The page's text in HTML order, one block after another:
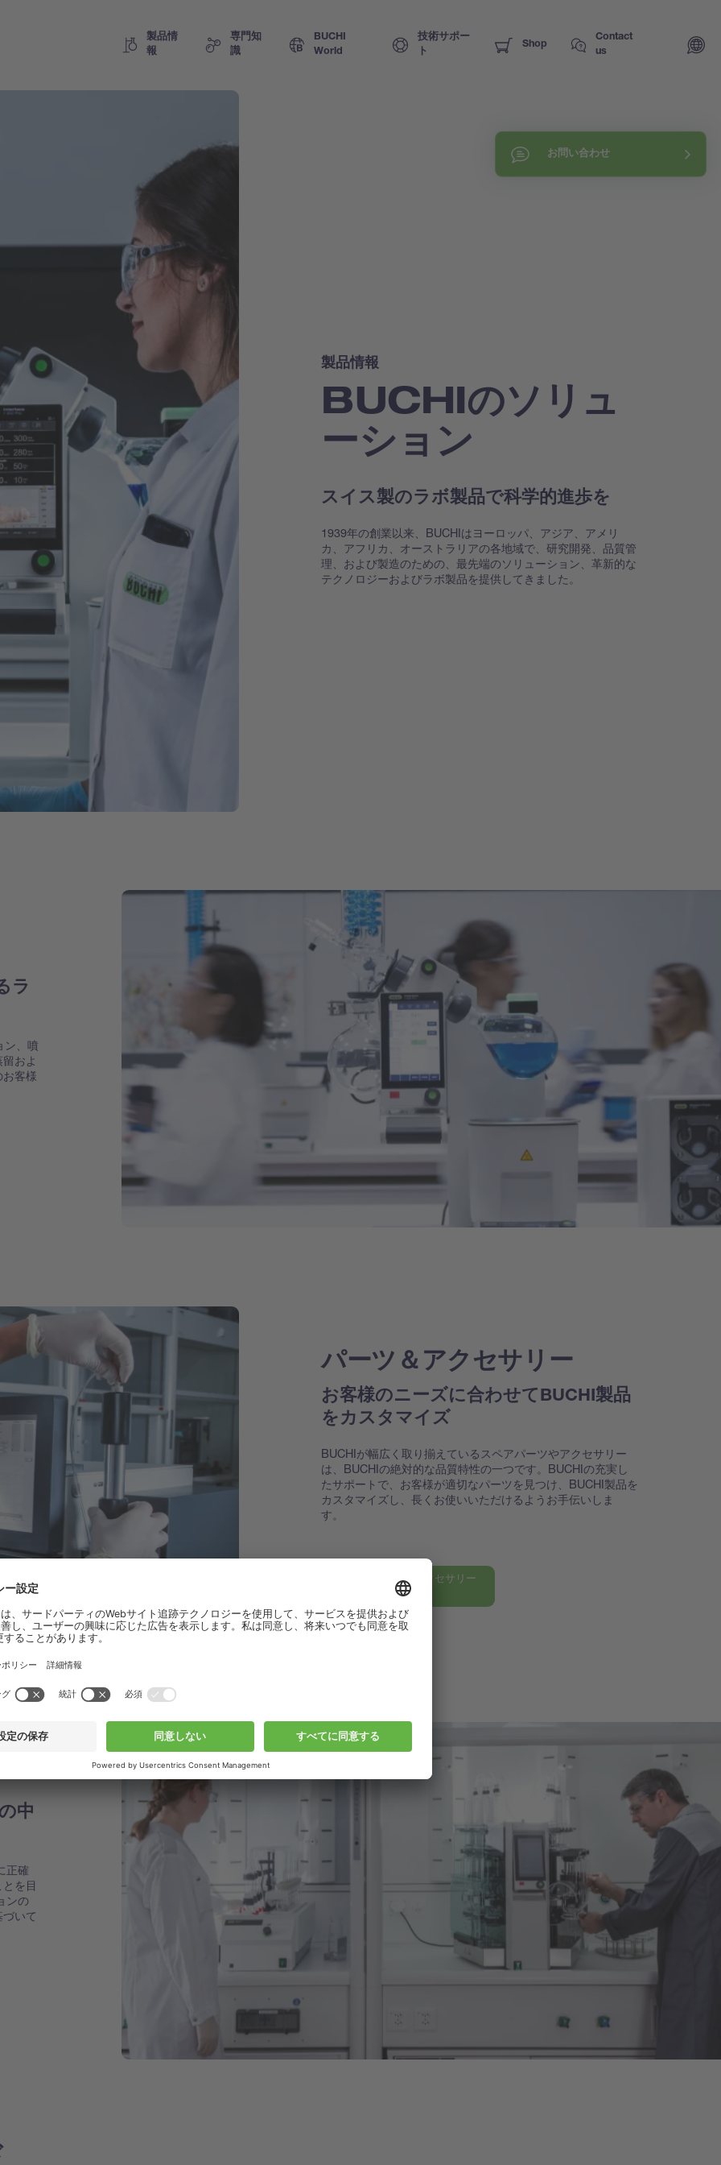
製品情
報
専門知
識
BUCHI
World
技術サポー
ト
Shop
Contact
us
お問い合わせ
製品情報
BUCHIのソリュ
ーション
スイス製のラボ製品で科学的進歩を
1939年の創業以来、BUCHIはヨーロッパ、アジア、アメリ
カ、アフリカ、オーストラリアの各地域で、研究開発、品質管
理、および製造のための、最先端のソリューション、革新的な
テクノロジーおよびラボ製品を提供してきました。
ラ
ン、噴
およ
客様
パーツ＆アクセサリー
お客様のニーズに合わせてBUCHI製品
をカスタマイズ
BUCHIが幅広く取り揃えているスペアパーツやアクセサリー
は、BUCHIの絶対的な品質特性の一つです。BUCHIの充実し
たサポートで、お客様が適切なパーツを見つけ、BUCHI製品を
カスタマイズし、長くお使いいただけるようお手伝いしま
す。
BUCHIのパーツ＆アクセサリー
中
正確
を目
ンの
いて